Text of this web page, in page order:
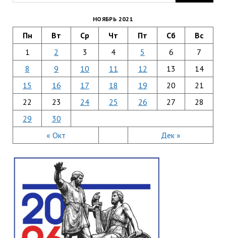
НОЯБРЬ 2021
Пн Вт Ср Чт Пт Сб Вс
« Окт Дек »
1 2 3 4 5 6
7
8
9 10 11 12 13
14
15
16 17 18 19 20
21
22
23 24 25 26 27
28
29
30